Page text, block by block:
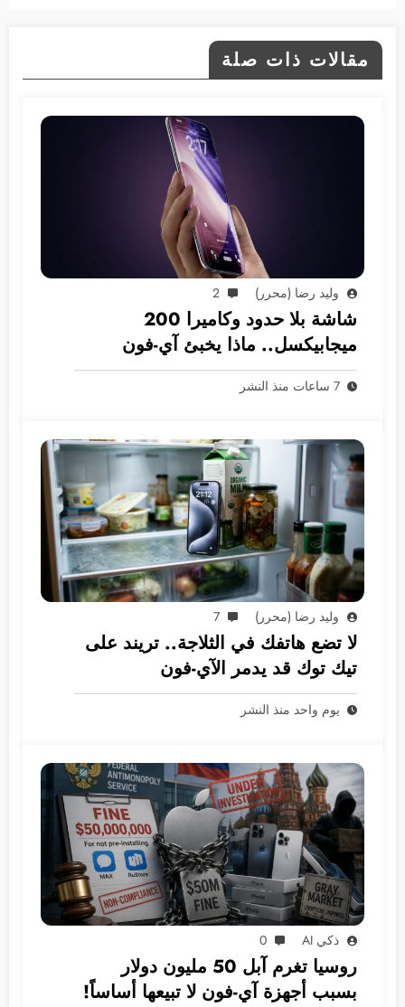
مقالات ذات صلة
وليد رضا (محرر) 2
شاشة بلا حدود وكاميرا 200
ميجابيكسل.. ماذا يخبئ آي-فون
2028؟
7 ساعات منذ النشر
وليد رضا (محرر) 7
لا تضع هاتفك في الثلاجة.. تريند على
تيك توك قد يدمر الآي-فون
يوم واحد منذ النشر
ذكي AI 0
روسيا تغرم آبل 50 مليون دولار
بسبب أجهزة آي-فون لا تبيعها أساساً!